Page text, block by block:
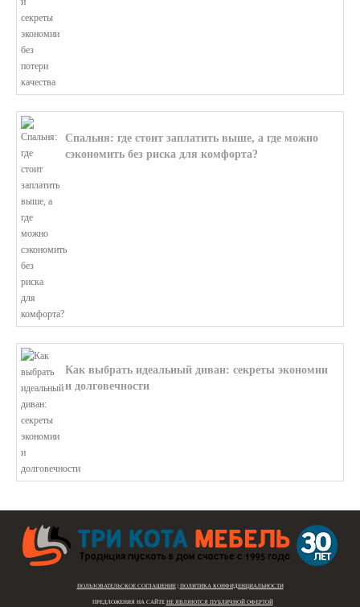
Спальня: где стоит заплатить выше, а где можно
сэкономить без риска для комфорта?
Как выбрать идеальный диван: секреты экономии
и долговечности
ПОЛЬЗОВАТЕЛЬСКОЕ СОГЛАШЕНИЕ| ПОЛИТИКА КОНФИДЕНЦИАЛЬНОСТИ
ПРЕДЛОЖЕНИЯ НА САЙТЕ НЕ ЯВЛЯЮТСЯ ПУБЛИЧНОЙ ОФЕРТОЙ